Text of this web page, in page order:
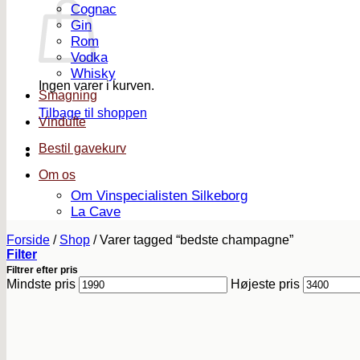
Ingen varer i kurven.
Tilbage til shoppen
Cognac
Gin
Rom
Vodka
Whisky
Smagning
Vindufte
Bestil gavekurv
Om os
Om Vinspecialisten Silkeborg
La Cave
Forside / Shop /Varer tagged “bedste champagne”
Filter
Filtrer efter pris
Mindste pris Højeste pris